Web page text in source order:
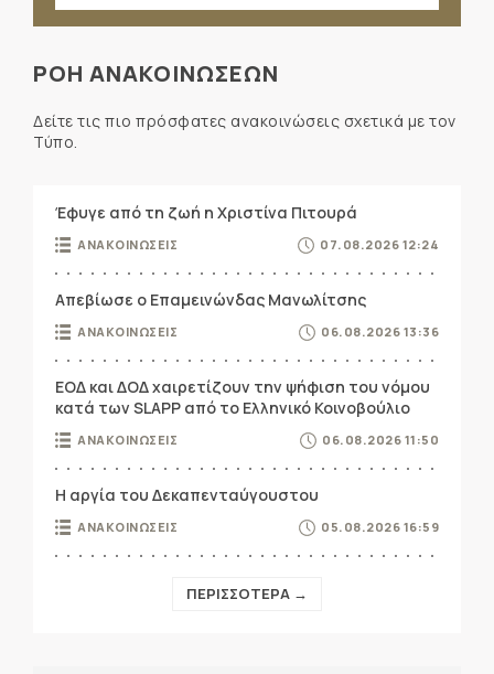
ΡΟΗ ΑΝΑΚΟΙΝΩΣΕΩΝ
Δείτε τις πιο πρόσφατες ανακοινώσεις σχετικά με τον
Τύπο.
Έφυγε από τη ζωή η Χριστίνα Πιτουρά
ΑΝΑΚΟΙΝΩΣΕΙΣ 07.08.2026 12:24
Απεβίωσε ο Επαμεινώνδας Μανωλίτσης
ΑΝΑΚΟΙΝΩΣΕΙΣ 06.08.2026 13:36
ΕΟΔ και ΔΟΔ χαιρετίζουν την ψήφιση του νόμου
κατά των SLAPP από το Ελληνικό Κοινοβούλιο
ΑΝΑΚΟΙΝΩΣΕΙΣ 06.08.2026 11:50
Η αργία του Δεκαπενταύγουστου
ΑΝΑΚΟΙΝΩΣΕΙΣ 05.08.2026 16:59
ΠΕΡΙΣΣΟΤΕΡΑ →